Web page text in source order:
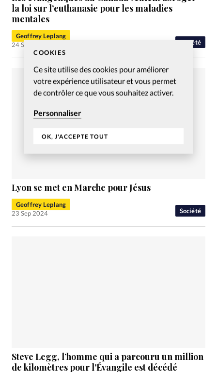
COOKIES
Ce site utilise des cookies pour améliorer
votre expérience utilisateur et vous permet
de contrôler ce que vous souhaitez activer.
Personnaliser
OK, J'ACCEPTE TOUT
Société
la loi sur l’euthanasie pour les maladies
mentales
Geoffrey Leplang
24 Sep 2024
Société
Lyon se met en Marche pour Jésus
Geoffrey Leplang
23 Sep 2024
Steve Legg, l’homme qui a parcouru un million
de kilomètres pour l’Évangile est décédé